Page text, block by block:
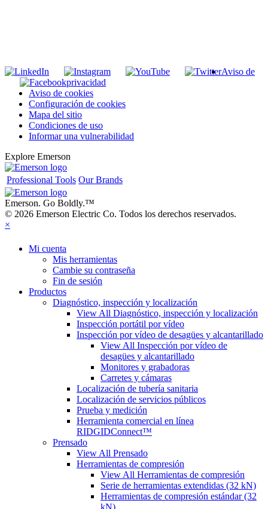
Aviso de
privacidad
Aviso de cookies
Configuración de cookies
Mapa del sitio
Condiciones de uso
Informar una vulnerabilidad
Explore Emerson
Professional Tools Our Brands
Emerson. Go Boldly.™
© 2026 Emerson Electric Co. Todos los derechos reservados.
×
Mi cuenta
Mis herramientas
Cambie su contraseña
Fin de sesión
Productos
Diagnóstico, inspección y localización
View All Diagnóstico, inspección y localización
Inspección portátil por vídeo
Inspección por vídeo de desagües y alcantarillado
View All Inspección por vídeo de
desagües y alcantarillado
Monitores y grabadoras
Carretes y cámaras
Localización de tubería sanitaria
Localización de servicios públicos
Prueba y medición
Herramienta comercial en línea
RIDGIDConnect™
Prensado
View All Prensado
Herramientas de compresión
View All Herramientas de compresión
Serie de herramientas extendidas (32 kN)
Herramientas de compresión estándar (32
kN)